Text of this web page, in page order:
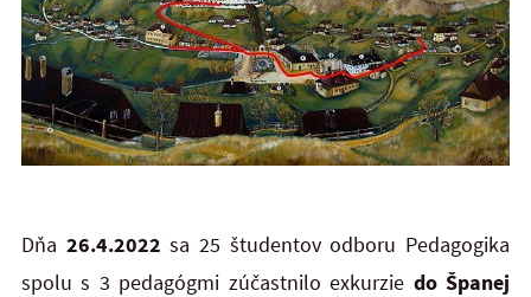
Dňa 26.4.2022 sa 25 študentov odboru Pedagogika
spolu s 3 pedagógmi zúčastnilo exkurzie do Španej